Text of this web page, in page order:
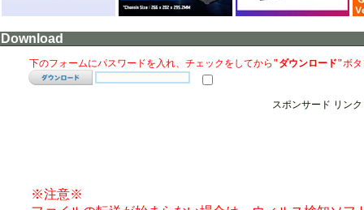
Download
下のフォームにパスワードを入れ、チェックをしてから "ダウンロード"ボ
スポンサード リンク
※注意※